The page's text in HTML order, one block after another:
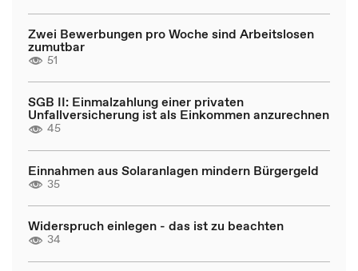
Zwei Bewerbungen pro Woche sind Arbeitslosen
zumutbar
51
SGB II: Einmalzahlung einer privaten
Unfallversicherung ist als Einkommen anzurechnen
45
Einnahmen aus Solaranlagen mindern Bürgergeld
35
Widerspruch einlegen - das ist zu beachten
34